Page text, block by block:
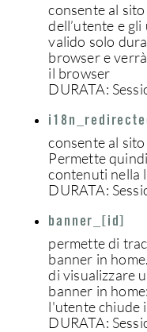
consente al
dell’utente e
valido solo
browser e
il browser
DURATA:
consente al
Permette
contenuti nella
DURATA:
banner_[id]
permette di
banner in
di visualizzare
banner in
l'utente chiude
DURATA: